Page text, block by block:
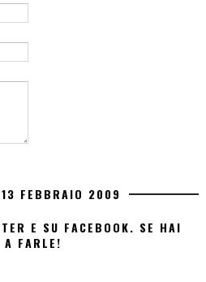
FEBBRAIO 2009
E SU FACEBOOK. SE HAI
A FARLE!